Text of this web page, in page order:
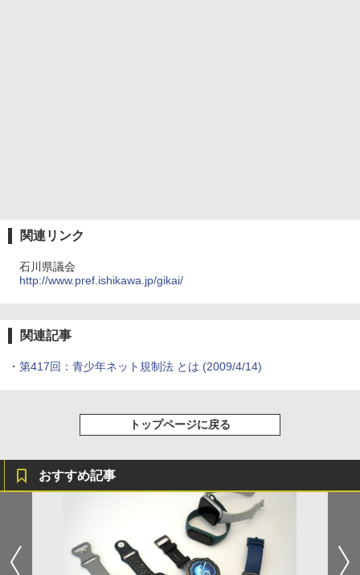
関連リンク
石川県議会
http://www.pref.ishikawa.jp/gikai/
関連記事
・ 第417回：青少年ネット規制法 とは (2009/4/14)
トップページに戻る
おすすめ記事